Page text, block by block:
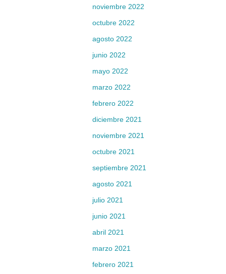
noviembre 2022
octubre 2022
agosto 2022
junio 2022
mayo 2022
marzo 2022
febrero 2022
diciembre 2021
noviembre 2021
octubre 2021
septiembre 2021
agosto 2021
julio 2021
junio 2021
abril 2021
marzo 2021
febrero 2021